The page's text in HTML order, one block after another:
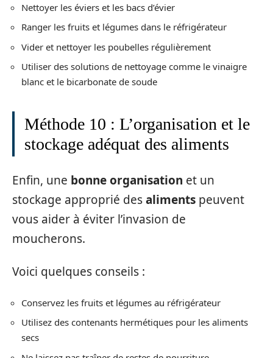
Nettoyer les éviers et les bacs d’évier
Ranger les fruits et légumes dans le réfrigérateur
Vider et nettoyer les poubelles régulièrement
Utiliser des solutions de nettoyage comme le vinaigre
blanc et le bicarbonate de soude
Méthode 10 : L’organisation et le
stockage adéquat des aliments
Enfin, une bonne organisation et un
stockage approprié desaliments peuvent
vous aider à éviter l’invasion de
moucherons.
Voici quelques conseils :
Conservez les fruits et légumes au réfrigérateur
Utilisez des contenants hermétiques pour les aliments
secs